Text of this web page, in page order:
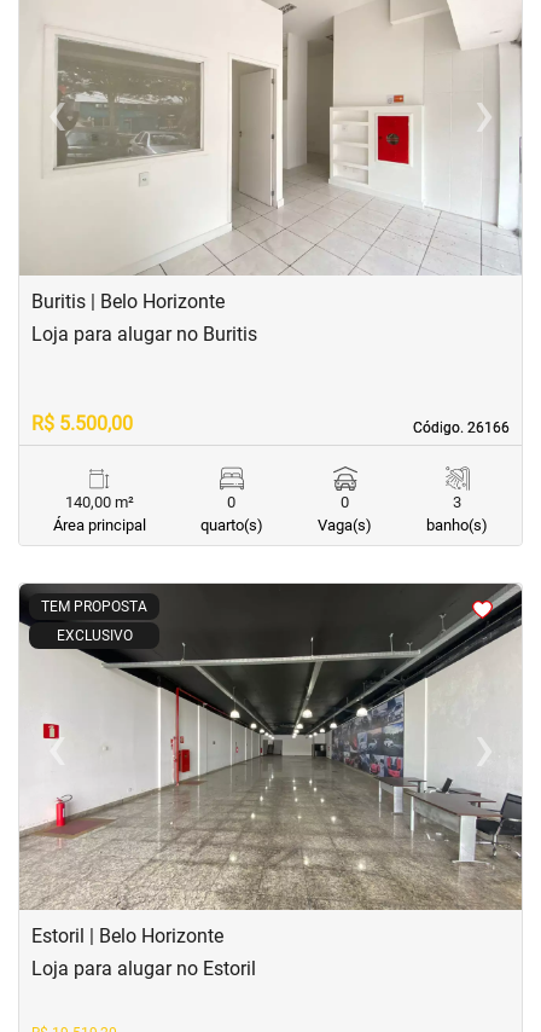
‹
Previous ›Next
Buritis | Belo Horizonte
Código. 26166
Código. 26166
Loja para alugar no Buritis
R$ 5.500,00
140,00 m²
Área principal
0
quarto(s)
0
Vaga(s)
3
banho(s)
TEM PROPOSTA
EXCLUSIVO
<<<<
‹ ›Next
Estoril | Belo Horizonte
Loja para alugar no Estoril